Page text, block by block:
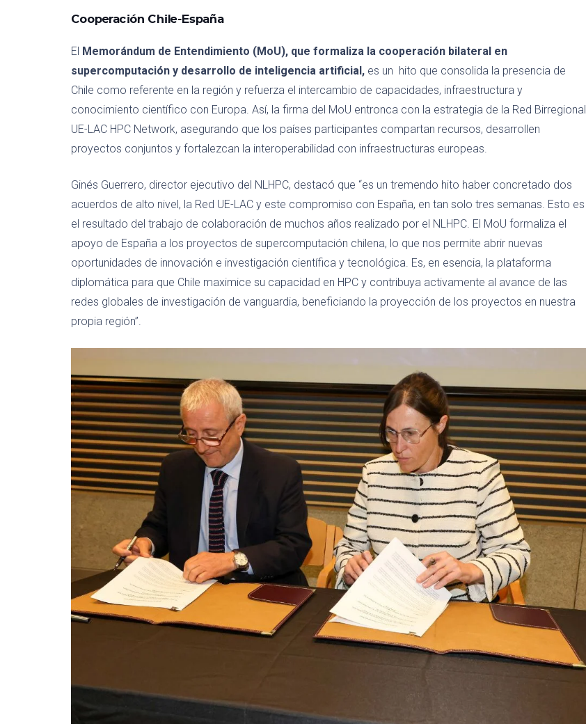
Cooperación Chile-España
El Memorándum de Entendimiento (MoU), que formaliza la cooperación bilateral en
supercomputación y desarrollo de inteligencia artificial, es un hito que consolida la presencia de
Chile como referente en la región y refuerza el intercambio de capacidades, infraestructura y
conocimiento científico con Europa. Así, la firma del MoU entronca con la estrategia de la Red Birregional
UE-LAC HPC Network, asegurando que los países participantes compartan recursos, desarrollen
proyectos conjuntos y fortalezcan la interoperabilidad con infraestructuras europeas.
Ginés Guerrero, director ejecutivo del NLHPC, destacó que “es un tremendo hito haber concretado dos
acuerdos de alto nivel, la Red UE-LAC y este compromiso con España, en tan solo tres semanas. Esto es
el resultado del trabajo de colaboración de muchos años realizado por el NLHPC. El MoU formaliza el
apoyo de España a los proyectos de supercomputación chilena, lo que nos permite abrir nuevas
oportunidades de innovación e investigación científica y tecnológica. Es, en esencia, la plataforma
diplomática para que Chile maximice su capacidad en HPC y contribuya activamente al avance de las
redes globales de investigación de vanguardia, beneficiando la proyección de los proyectos en nuestra
propia región”.